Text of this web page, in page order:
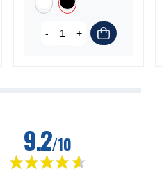
- +